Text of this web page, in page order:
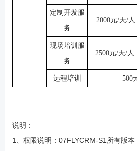
定制开发服
务
2000元/天/
现场培训服
务
2500元/天/人
远程培训 500
说明：
1、权限说明：07FLYCRM-S1所有版